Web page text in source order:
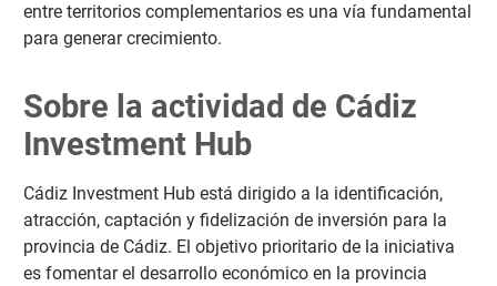
entre territorios complementarios es una vía fundamental
para generar crecimiento.
Sobre la actividad de Cádiz
Investment Hub
Cádiz Investment Hub está dirigido a la identificación,
atracción, captación y fidelización de inversión para la
provincia de Cádiz. El objetivo prioritario de la iniciativa
es fomentar el desarrollo económico en la provincia